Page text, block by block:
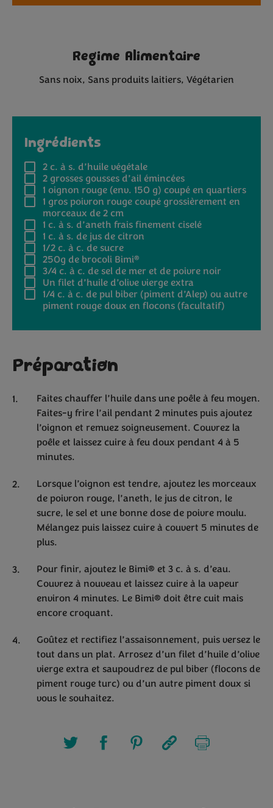
Regime Alimentaire
Sans noix Sans produits laitiers Végétarien
Ingrédients
2 c. à s. d’huile végétale
2 grosses gousses d’ail émincées
1 oignon rouge (env. 150 g) coupé en quartiers
1 gros poivron rouge coupé grossièrement en
morceaux de 2 cm
1 c. à s. d’aneth frais finement ciselé
1 c. à s. de jus de citron
1/2 c. à c. de sucre
250g de brocoli Bimi®
3/4 c. à c. de sel de mer et de poivre noir
Un filet d’huile d’olive vierge extra
1/4 c. à c. de pul biber (piment d’Alep) ou autre
piment rouge doux en flocons (facultatif)
Préparation
Faites chauffer l’huile dans une poêle à feu moyen.
Faites-y frire l’ail pendant 2 minutes puis ajoutez
l’oignon et remuez soigneusement. Couvrez la
poêle et laissez cuire à feu doux pendant 4 à 5
minutes.
Lorsque l’oignon est tendre, ajoutez les morceaux
de poivron rouge, l’aneth, le jus de citron, le
sucre, le sel et une bonne dose de poivre moulu.
Mélangez puis laissez cuire à couvert 5 minutes de
plus.
Pour finir, ajoutez le Bimi® et 3 c. à s. d’eau.
Couvrez à nouveau et laissez cuire à la vapeur
environ 4 minutes. Le Bimi® doit être cuit mais
encore croquant.
Goûtez et rectifiez l’assaisonnement, puis versez le
tout dans un plat. Arrosez d’un filet d’huile d’olive
vierge extra et saupoudrez de pul biber (flocons de
piment rouge turc) ou d’un autre piment doux si
vous le souhaitez.